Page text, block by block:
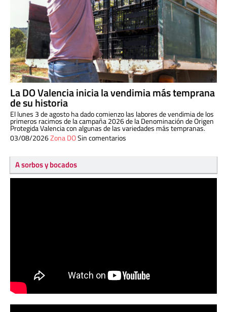
La DO Valencia inicia la vendimia más temprana
de su historia
El lunes 3 de agosto ha dado comienzo las labores de vendimia de los
primeros racimos de la campaña 2026 de la Denominación de Origen
Protegida Valencia con algunas de las variedades más tempranas.
03/08/2026Zona DOSin comentarios
A sorbos y bocados